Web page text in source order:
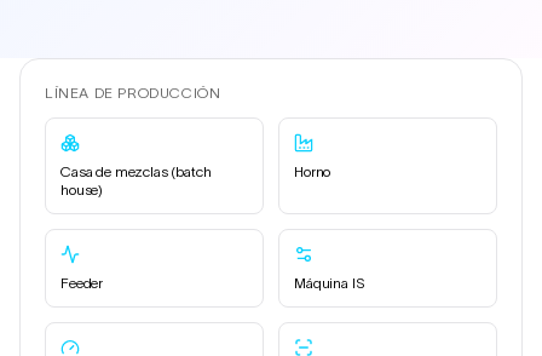
LÍNEA DE PRODUCCIÓN
Casa de mezclas (batch
house)
Horno
Feeder Máquina IS